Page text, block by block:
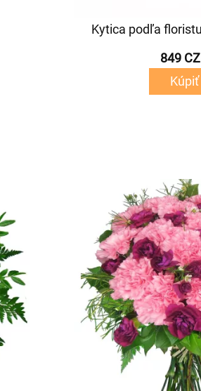
Kytica podľa
849
Kúpiť